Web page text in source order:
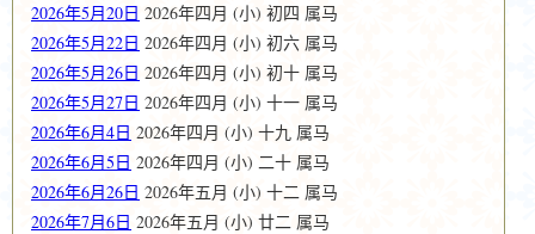
2026年5月20日 2026年四月 (小) 初四 属马
2026年5月22日 2026年四月 (小) 初六 属马
2026年5月26日 2026年四月 (小) 初十 属马
2026年5月27日 2026年四月 (小) 十一 属马
2026年6月4日 2026年四月 (小) 十九 属马
2026年6月5日 2026年四月 (小) 二十 属马
2026年6月26日 2026年五月 (小) 十二 属马
2026年7月6日 2026年五月 (小) 廿二 属马